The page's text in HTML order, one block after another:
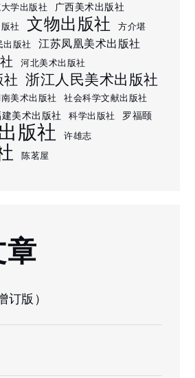
学出版社 广西美术出版社
社 文物出版社 方介堪
出版社 江苏凤凰美术出版社
河北美术出版社
社 浙江人民美术出版社
美术出版社
社会科学文献出版社
建美术出版社 科学出版社 罗福颐
版社 许雄志
陈茗屋
章
订版）